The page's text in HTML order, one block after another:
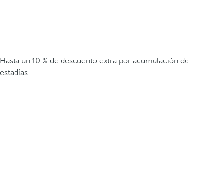
Hasta un 10 % de descuento extra por acumulación de
estadías